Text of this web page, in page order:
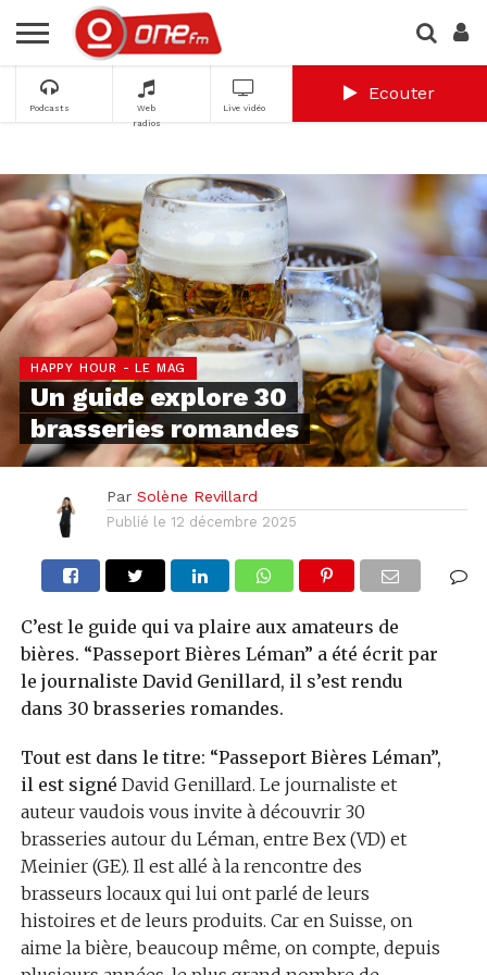
Podcasts
Web
radios
Live vidéo
Ecouter
HAPPY HOUR - LE MAG
Un guide explore 30
brasseries romandes
Par Solène Revillard
Publié le 12 décembre 2025
C’est le guide qui va plaire aux amateurs de
bières. “Passeport Bières Léman” a été écrit par
le journaliste David Genillard, il s’est rendu
dans 30 brasseries romandes.
Tout est dans le titre: “Passeport Bières Léman”,
il est signé David Genillard. Le journaliste et
auteur vaudois vous invite à découvrir 30
brasseries autour du Léman, entre Bex (VD) et
Meinier (GE). Il est allé à la rencontre des
brasseurs locaux qui lui ont parlé de leurs
histoires et de leurs produits. Car en Suisse, on
aime la bière, beaucoup même, on compte, depuis